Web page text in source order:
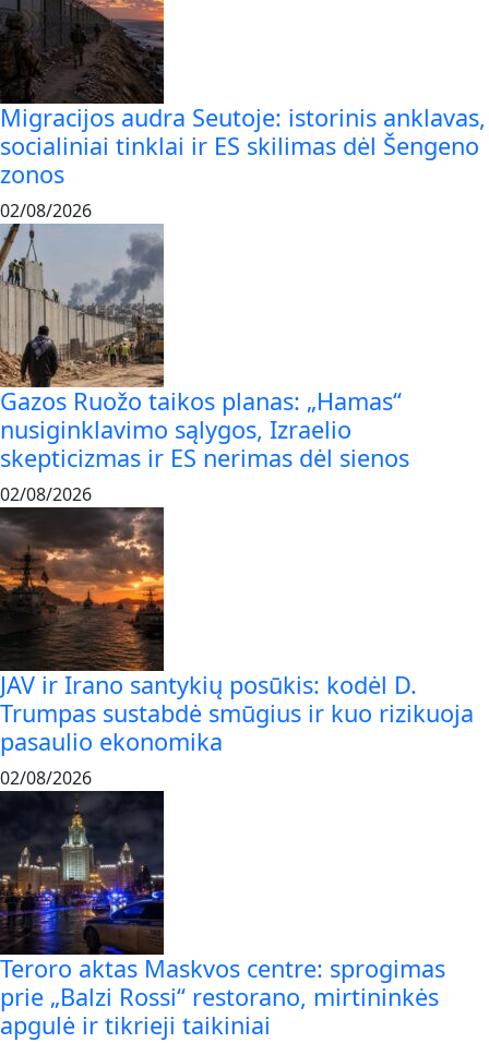
Migracijos audra Seutoje: istorinis anklavas,
socialiniai tinklai ir ES skilimas dėl Šengeno
zonos
02/08/2026
Gazos Ruožo taikos planas: „Hamas“
nusiginklavimo sąlygos, Izraelio
skepticizmas ir ES nerimas dėl sienos
02/08/2026
JAV ir Irano santykių posūkis: kodėl D.
Trumpas sustabdė smūgius ir kuo rizikuoja
pasaulio ekonomika
02/08/2026
Teroro aktas Maskvos centre: sprogimas
prie „Balzi Rossi“ restorano, mirtininkės
apgulė ir tikrieji taikiniai